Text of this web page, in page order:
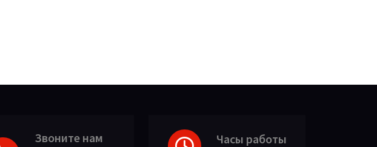
Звоните нам Часы работы